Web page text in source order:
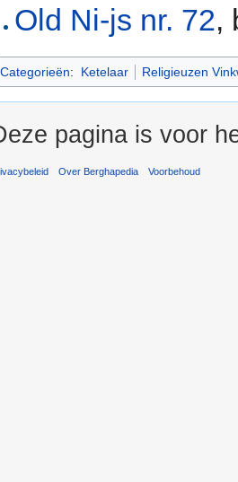
Old Ni-js nr. 72,
Categorieën: Ketelaar Religieuzen
pagina is voor
Over Berghapedia Voorbehoud